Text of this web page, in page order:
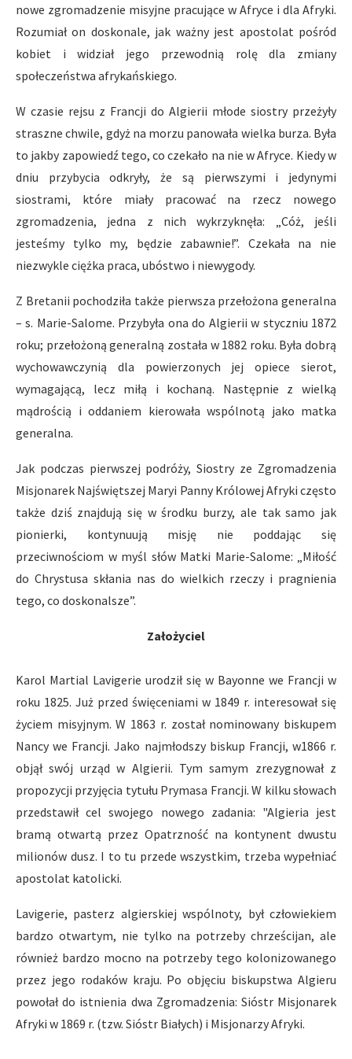
nowe zgromadzenie misyjne pracujące w Afryce i dla Afryki.
Rozumiał on doskonale, jak ważny jest apostolat pośród
kobiet i widział jego przewodnią rolę dla zmiany
społeczeństwa afrykańskiego.
W czasie rejsu z Francji do Algierii młode siostry przeżyły
straszne chwile, gdyż na morzu panowała wielka burza. Była
to jakby zapowiedź tego, co czekało na nie w Afryce. Kiedy w
dniu przybycia odkryły, że są pierwszymi i jedynymi
siostrami, które miały pracować na rzecz nowego
zgromadzenia, jedna z nich wykrzyknęła: „Cóż, jeśli
jesteśmy tylko my, będzie zabawnie!”. Czekała na nie
niezwykle ciężka praca, ubóstwo i niewygody.
Z Bretanii pochodziła także pierwsza przełożona generalna
– s. Marie-Salome. Przybyła ona do Algierii w styczniu 1872
roku; przełożoną generalną została w 1882 roku. Była dobrą
wychowawczynią dla powierzonych jej opiece sierot,
wymagającą, lecz miłą i kochaną. Następnie z wielką
mądrością i oddaniem kierowała wspólnotą jako matka
generalna.
Jak podczas pierwszej podróży, Siostry ze Zgromadzenia
Misjonarek Najświętszej Maryi Panny Królowej Afryki często
także dziś znajdują się w środku burzy, ale tak samo jak
pionierki, kontynuują misję nie poddając się
przeciwnościom w myśl słów Matki Marie-Salome: „Miłość
do Chrystusa skłania nas do wielkich rzeczy i pragnienia
tego, co doskonalsze”.
Założyciel
Karol Martial Lavigerie urodził się w Bayonne we Francji w
roku 1825. Już przed święceniami w 1849 r. interesował się
życiem misyjnym. W 1863 r. został nominowany biskupem
Nancy we Francji. Jako najmłodszy biskup Francji, w1866 r.
objął swój urząd w Algierii. Tym samym zrezygnował z
propozycji przyjęcia tytułu Prymasa Francji. W kilku słowach
przedstawił cel swojego nowego zadania: "Algieria jest
bramą otwartą przez Opatrzność na kontynent dwustu
milionów dusz. I to tu przede wszystkim, trzeba wypełniać
apostolat katolicki.
Lavigerie, pasterz algierskiej wspólnoty, był człowiekiem
bardzo otwartym, nie tylko na potrzeby chrześcijan, ale
również bardzo mocno na potrzeby tego kolonizowanego
przez jego rodaków kraju. Po objęciu biskupstwa Algieru
powołał do istnienia dwa Zgromadzenia: Sióstr Misjonarek
Afryki w 1869 r. (tzw. Sióstr Białych) i Misjonarzy Afryki.